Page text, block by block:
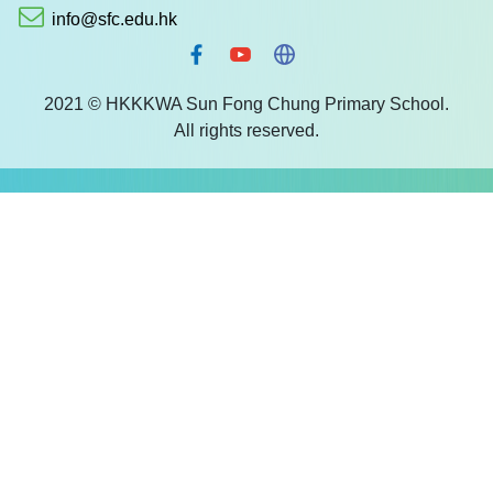
info@sfc.edu.hk
2021 © HKKKWA Sun Fong Chung Primary School.
All rights reserved.